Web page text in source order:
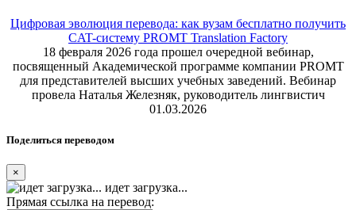
Цифровая эволюция перевода: как вузам бесплатно получить
CAT-систему PROMT Translation Factory
18 февраля 2026 года прошел очередной вебинар,
посвященный Академической программе компании PROMT
для представителей высших учебных заведений. Вебинар
провела Наталья Железняк, руководитель лингвистич
01.03.2026
Поделиться переводом
×
идет загрузка...
Прямая ссылка на перевод: